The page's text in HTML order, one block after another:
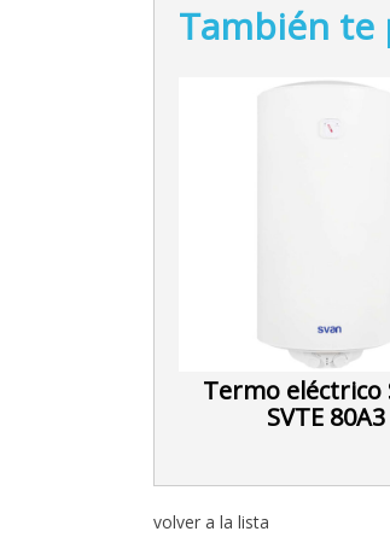
También te
Termo eléctrico
SVTE 80A3
volver a la lista